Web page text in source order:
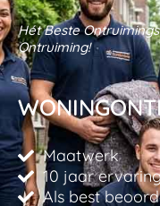
Hét Beste
Ontruiming!
Maatwerk
10 jaar
Als best